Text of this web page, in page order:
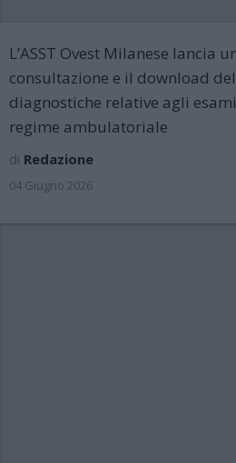
L’ASST Ovest Milanese lancia
consultazione e il download
diagnostiche relative agli
regime ambulatoriale
di Redazione
04 Giugno 2026